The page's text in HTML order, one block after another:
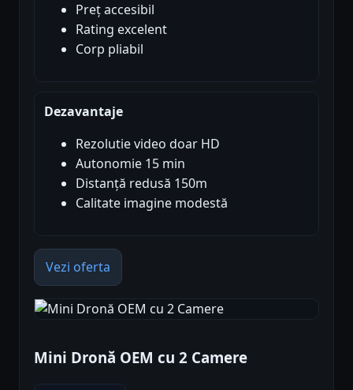
Preț accesibil
Rating excelent
Corp pliabil
Dezavantaje
Rezolutie video doar HD
Autonomie 15 min
Distanță redusă 150m
Calitate imagine modestă
Vezi oferta
Mini Dronă OEM cu 2 Camere